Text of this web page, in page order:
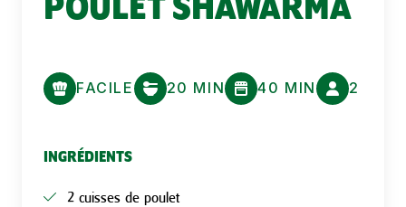
POULET SHAWARMA
FACILE 20 MIN 40 MIN 2
INGRÉDIENTS
2 cuisses de poulet